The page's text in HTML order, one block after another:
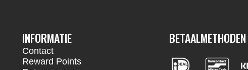
INFORMATIE
Contact
Reward Points
BETAALMETHODEN